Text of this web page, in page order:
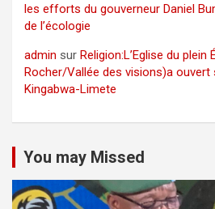
les efforts du gouverneur Daniel
de l’écologie
admin sur Religion:L’Eglise du plein
Rocher/Vallée des visions)a
Kingabwa-Limete
You may Missed